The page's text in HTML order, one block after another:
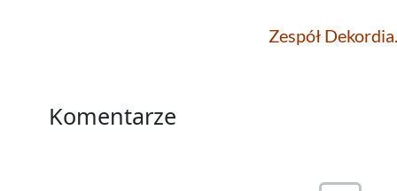
Zespół
Komentarze